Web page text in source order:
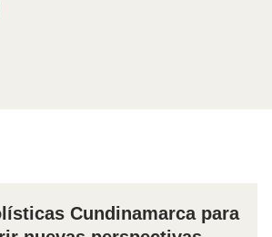
Cundinamarca para